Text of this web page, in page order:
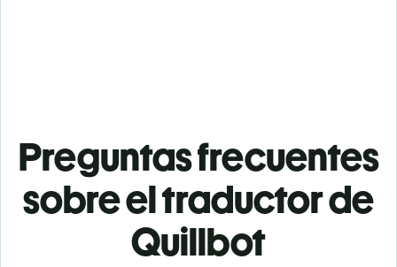
Preguntas frecuentes
sobre el traductor de
Quillbot